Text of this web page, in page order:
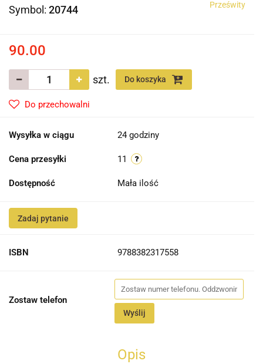
Symbol: 20744 Prześwity
90.00
szt. Do koszyka
Do przechowalni
Wysyłka w ciągu 24 godziny
Cena przesyłki 11
Dostępność Mała ilość
Zadaj pytanie
ISBN 9788382317558
Zostaw telefon
Wyślij
Opis